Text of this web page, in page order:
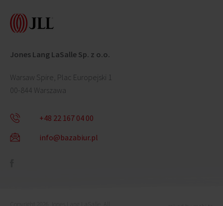
Jones Lang LaSalle Sp. z o.o.
Warsaw Spire, Plac Europejski 1
00-844 Warszawa
+48 22 167 04 00
info@bazabiur.pl